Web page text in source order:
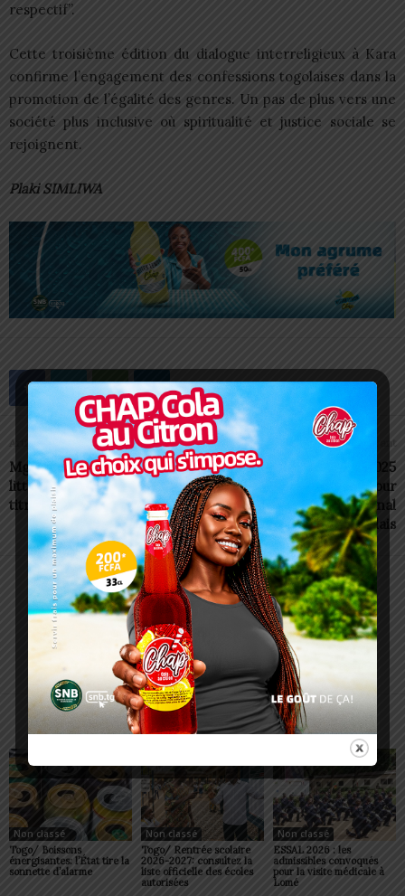
respectif”.
Cette troisième édition du dialogue interreligieux à Kara
confirme l’engagement des confessions togolaises dans la
promotion de l’égalité des genres. Un pas de plus vers une
société plus inclusive où spiritualité et justice sociale se
rejoignent.
Plaki SIMLIWA
Article précédent
Mgr Barrigah: une œuvre
littéraire bientôt publiée à
titre posthume
Article suivant
Carrefour Jeunes Kara 2025
: Un tremplin pour
l’entrepreneuriat régional
togolais
Charbel SOSSOUVI
ARTICLES CONNEXES PLUS DE L'AUTEUR
Non classé
Togo/ Boissons
énergisantes: l’État tire la
sonnette d’alarme
Non classé
Togo/ Rentrée scolaire
2026-2027: consultez la
liste officielle des écoles
autorisées
Non classé
ESSAL 2026 : les
admissibles convoqués
pour la visite médicale à
Lomé